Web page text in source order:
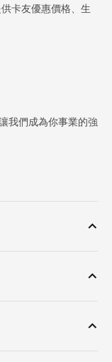
卡友優惠價格、生
我們成為你事業的強